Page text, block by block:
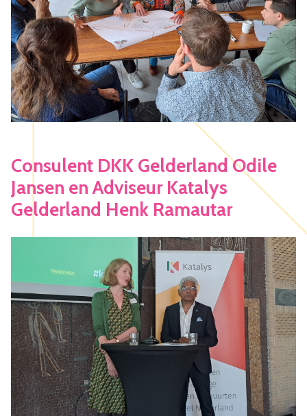
Consulent DKK Gelderland Odile
Jansen en Adviseur Katalys
Gelderland Henk Ramautar